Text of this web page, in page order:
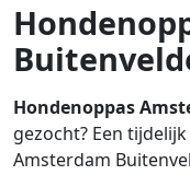
Hondenoppas
gezocht? Een
Amsterdam